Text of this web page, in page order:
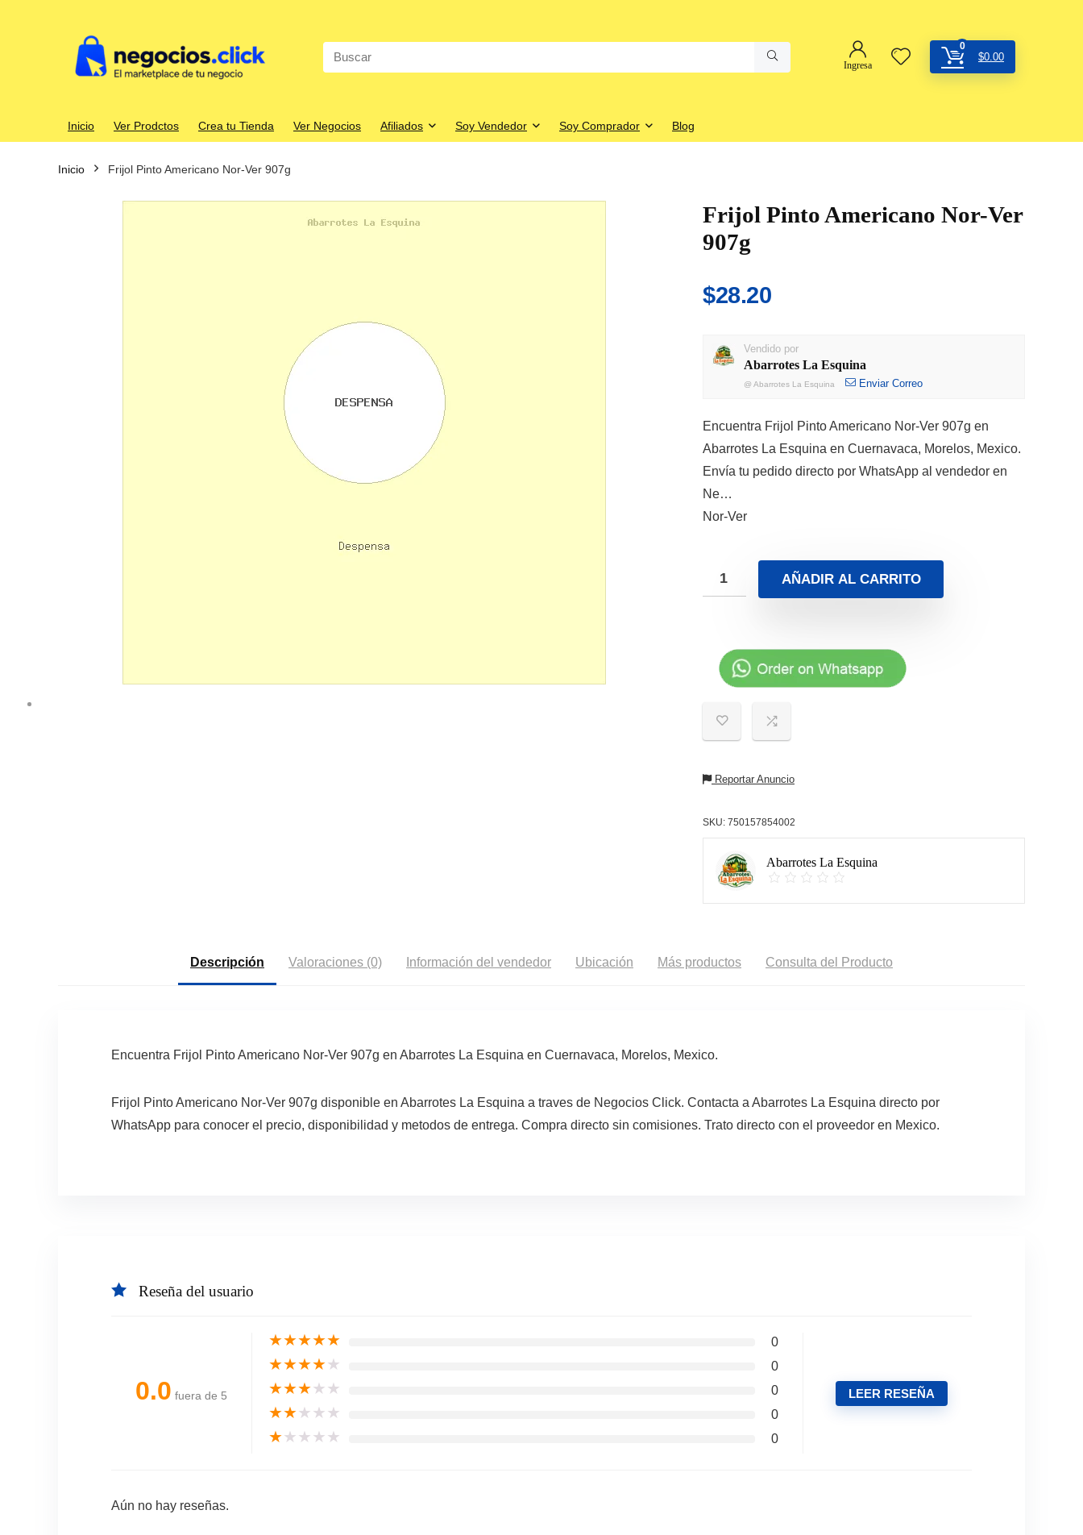
Search
for:
Ingresa
0
$0.00
Inicio Ver Prodctos Crea tu Tienda Ver Negocios Afiliados Soy Vendedor Soy Comprador Blog
Inicio Frijol Pinto Americano Nor-Ver 907g
Frijol Pinto Americano Nor-Ver
907g
$28.20
Vendido por
Abarrotes La Esquina
@ Abarrotes La Esquina Enviar Correo
Encuentra Frijol Pinto Americano Nor-Ver 907g en
Abarrotes La Esquina en Cuernavaca, Morelos, Mexico.
Envía tu pedido directo por WhatsApp al vendedor en
Ne…
Nor-Ver
AÑADIR AL CARRITO
Reportar Anuncio
SKU: 750157854002
Abarrotes La Esquina
Descripción Valoraciones (0) Información del vendedor Ubicación Más productos Consulta del Producto
Encuentra Frijol Pinto Americano Nor-Ver 907g en Abarrotes La Esquina en Cuernavaca, Morelos, Mexico.
Frijol Pinto Americano Nor-Ver 907g disponible en Abarrotes La Esquina a traves de Negocios Click. Contacta a Abarrotes La Esquina directo por
WhatsApp para conocer el precio, disponibilidad y metodos de entrega. Compra directo sin comisiones. Trato directo con el proveedor en Mexico.
Reseña del usuario
0.0 fuera de 5
★★★★★ 0
★★★★★ 0
★★★★★ 0
★★★★★ 0
★★★★★ 0
LEER RESEÑA
Aún no hay reseñas.